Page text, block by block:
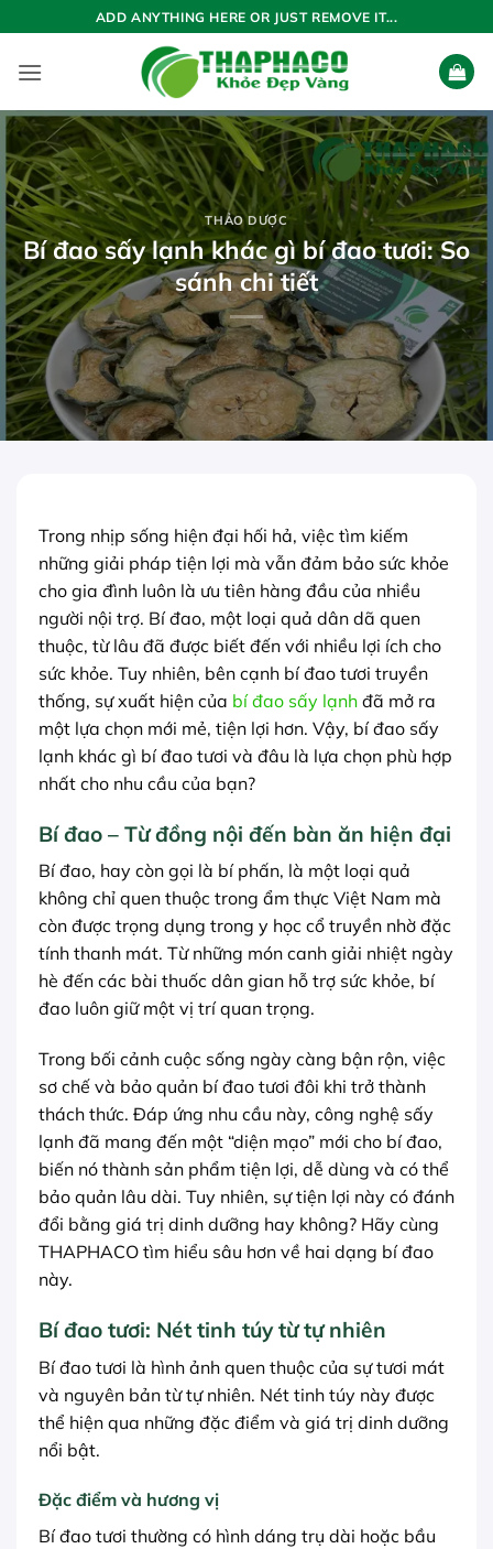
qua
nội
ADD ANYTHING HERE OR JUST REMOVE IT...
THẢO DƯỢC
Bí đao sấy lạnh khác gì bí đao tươi: So
sánh chi tiết
Trong nhịp sống hiện đại hối hả, việc tìm kiếm
những giải pháp tiện lợi mà vẫn đảm bảo sức khỏe
cho gia đình luôn là ưu tiên hàng đầu của nhiều
người nội trợ. Bí đao, một loại quả dân dã quen
thuộc, từ lâu đã được biết đến với nhiều lợi ích cho
sức khỏe. Tuy nhiên, bên cạnh bí đao tươi truyền
thống, sự xuất hiện của bí đao sấy lạnh đã mở ra
một lựa chọn mới mẻ, tiện lợi hơn. Vậy, bí đao sấy
lạnh khác gì bí đao tươi và đâu là lựa chọn phù hợp
nhất cho nhu cầu của bạn?
Bí đao – Từ đồng nội đến bàn ăn hiện đại
Bí đao, hay còn gọi là bí phấn, là một loại quả
không chỉ quen thuộc trong ẩm thực Việt Nam mà
còn được trọng dụng trong y học cổ truyền nhờ đặc
tính thanh mát. Từ những món canh giải nhiệt ngày
hè đến các bài thuốc dân gian hỗ trợ sức khỏe, bí
đao luôn giữ một vị trí quan trọng.
Trong bối cảnh cuộc sống ngày càng bận rộn, việc
sơ chế và bảo quản bí đao tươi đôi khi trở thành
thách thức. Đáp ứng nhu cầu này, công nghệ sấy
lạnh đã mang đến một “diện mạo” mới cho bí đao,
biến nó thành sản phẩm tiện lợi, dễ dùng và có thể
bảo quản lâu dài. Tuy nhiên, sự tiện lợi này có đánh
đổi bằng giá trị dinh dưỡng hay không? Hãy cùng
THAPHACO tìm hiểu sâu hơn về hai dạng bí đao
này.
Bí đao tươi: Nét tinh túy từ tự nhiên
Bí đao tươi là hình ảnh quen thuộc của sự tươi mát
và nguyên bản từ tự nhiên. Nét tinh túy này được
thể hiện qua những đặc điểm và giá trị dinh dưỡng
nổi bật.
Đặc điểm và hương vị
Bí đao tươi thường có hình dáng trụ dài hoặc bầu